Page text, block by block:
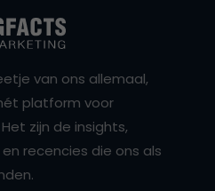
van ons allemaal,
platform voor
zijn de insights,
recencies die ons als